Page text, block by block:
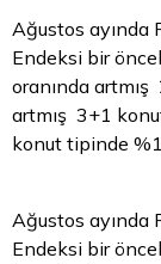
Ağustos ayında
Endeksi bir
oranında
artmış 3+1
konut tipinde
Ağustos ayında
Endeksi bir